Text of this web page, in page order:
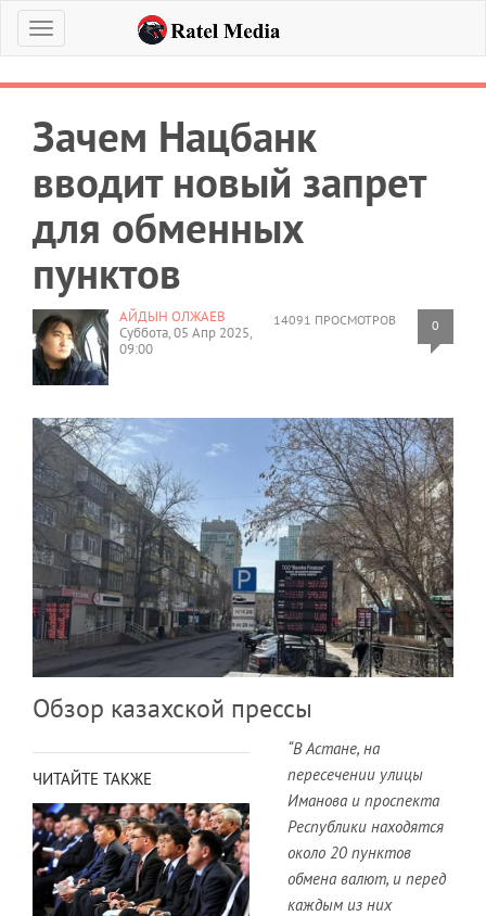
Меню
Зачем Нацбанк
вводит новый запрет
для обменных
пунктов
14091 ПРОСМОТРОВ 0
АЙДЫН ОЛЖАЕВ
Суббота, 05 Апр 2025,
09:00
Обзор казахской прессы
ЧИТАЙТЕ ТАКЖЕ
“В Астане, на
пересечении улицы
Иманова и проспекта
Республики находятся
около 20 пунктов
обмена валют, и перед
каждым из них